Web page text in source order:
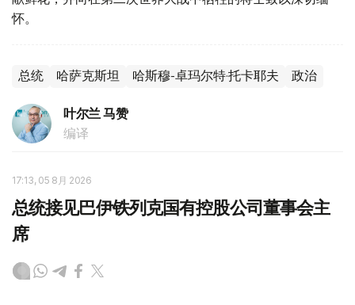
怀。
总统 哈萨克斯坦 哈斯穆-卓玛尔特·托卡耶夫 政治
叶尔兰 马赞
编译
17:13, 05 8月 2026
总统接见巴伊铁列克国有控股公司董事会主
席